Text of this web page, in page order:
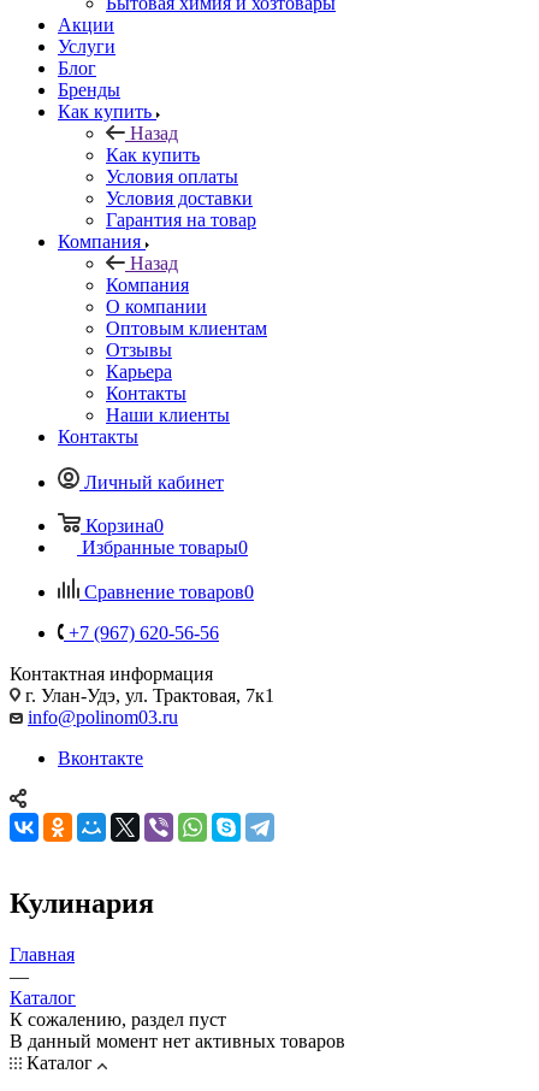
Акции
Услуги
Блог
Бренды
Как купить
Назад
Как купить
Условия оплаты
Условия доставки
Гарантия на товар
Компания
Назад
Компания
О компании
Оптовым клиентам
Отзывы
Карьера
Контакты
Наши клиенты
Контакты
Личный кабинет
Корзина0
Избранные товары0
Сравнение товаров0
+7 (967) 620-56-56
Контактная информация
г. Улан-Удэ, ул. Трактовая, 7к1
info@polinom03.ru
Вконтакте
Кулинария
Главная
—
Каталог
К сожалению, раздел пуст
В данный момент нет активных товаров
Каталог